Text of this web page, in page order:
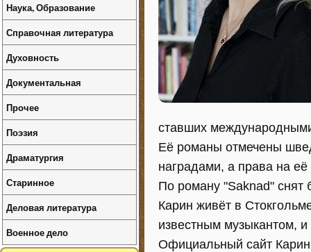
ставших
Её романы отмечены
наградами, а права на
По роману "Saknad" снят
Карин живёт в
известным музыкантом,
Официальный сайт
Наука, Образование
Справочная литература
Духовность
Документальная
Прочее
Поэзия
Драматургия
Старинное
Деловая литература
Военное дело